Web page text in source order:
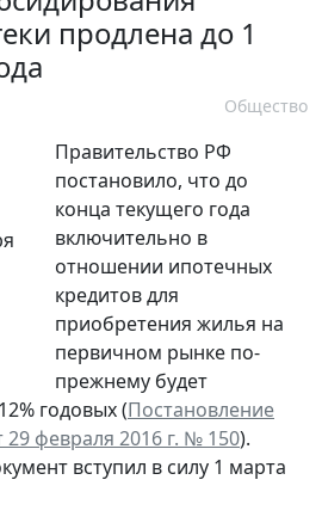
продлена до 1
Общество
Правительство РФ
постановило, что до
конца текущего года
включительно в
отношении ипотечных
кредитов для
приобретения жилья на
первичном рынке по-
прежнему будет
годовых (Постановление
февраля 2016 г. № 150).
вступил в силу 1 марта